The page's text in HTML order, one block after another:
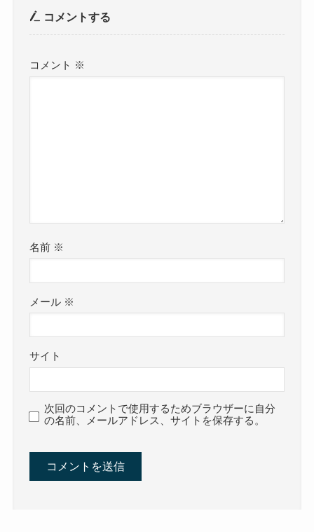
コメントする
コメント ※
名前 ※
メール ※
サイト
次回のコメントで使用するためブラウザーに自分
の名前、メールアドレス、サイトを保存する。